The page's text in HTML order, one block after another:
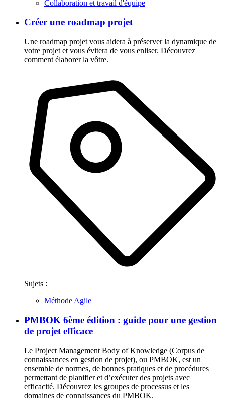
Collaboration et travail d'équipe
Créer une roadmap projet
Une roadmap projet vous aidera à préserver la dynamique de
votre projet et vous évitera de vous enliser. Découvrez
comment élaborer la vôtre.
Sujets :
Méthode Agile
PMBOK 6ème édition : guide pour une gestion
de projet efficace
Le Project Management Body of Knowledge (Corpus de
connaissances en gestion de projet), ou PMBOK, est un
ensemble de normes, de bonnes pratiques et de procédures
permettant de planifier et d’exécuter des projets avec
efficacité. Découvrez les groupes de processus et les
domaines de connaissances du PMBOK.